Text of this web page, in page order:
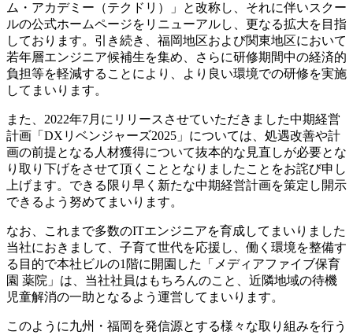
ム・アカデミー（テクドリ）」と改称し、それに伴いスクー
ルの公式ホームページをリニューアルし、更なる拡大を目指
しております。引き続き、福岡地区および関東地区において
若年層エンジニア候補生を集め、さらに研修期間中の経済的
負担等を軽減することにより、より良い環境での研修を実施
してまいります。
また、2022年7月にリリースさせていただきました中期経営
計画「DXリベンジャーズ2025」については、処遇改善や計
画の前提となる人材獲得について抜本的な見直しが必要とな
り取り下げをさせて頂くこととなりましたことをお詫び申し
上げます。できる限り早く新たな中期経営計画を策定し開示
できるよう努めてまいります。
なお、これまで多数のITエンジニアを育成してまいりました
当社におきまして、子育て世代を応援し、働く環境を整備す
る目的で本社ビルの1階に開園した「メディアファイブ保育
園 薬院」は、当社社員はもちろんのこと、近隣地域の待機
児童解消の一助となるよう運営してまいります。
このように九州・福岡を発信源とする様々な取り組みを行う